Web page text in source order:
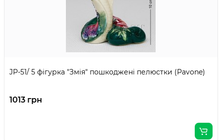
JP-51/ 5 фігурка "Змія" пошкоджені пелюстки (Pavone)
1013 грн